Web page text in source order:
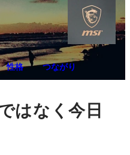
性格 つながり
はなく今日